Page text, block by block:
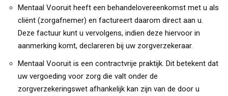
Mentaal Vooruit heeft een behandelovereenkomst met u als
cliënt (zorgafnemer) en factureert daarom direct aan u.
Deze factuur kunt u vervolgens, indien deze hiervoor in
aanmerking komt, declareren bij uw zorgverzekeraar.
Mentaal Vooruit is een contractvrije praktijk. Dit betekent dat
uw vergoeding voor zorg die valt onder de
zorgverzekeringswet afhankelijk kan zijn van de door u